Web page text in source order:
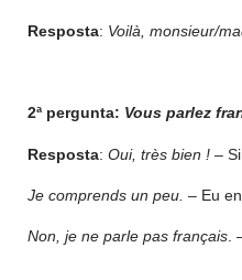
Resposta: Voilà, monsieur/
2ª pergunta: Vous parlez
Resposta: Oui, très bien ! –
Je comprends un peu. – Eu
Non, je ne parle pas français.